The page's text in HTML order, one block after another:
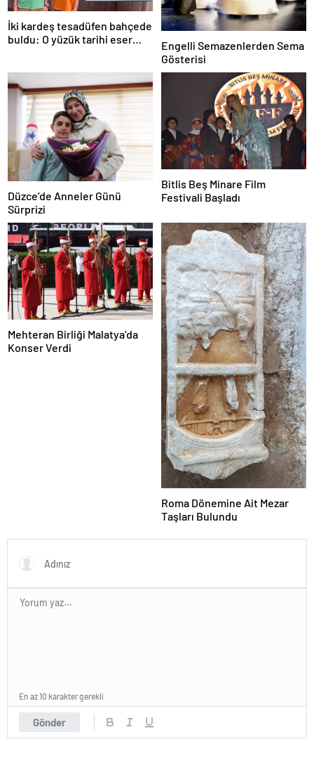
İki kardeş tesadüfen bahçede
buldu: O yüzük tarihi eser
Engelli Semazenlerden Sema
Gösterisi
Düzce’de Anneler Günü
Sürprizi
Bitlis Beş Minare Film
Festivali Başladı
Mehteran Birliği Malatya’da
Konser Verdi
Roma Dönemine Ait Mezar
Taşları Bulundu
Gönder
En az 10 karakter gerekli